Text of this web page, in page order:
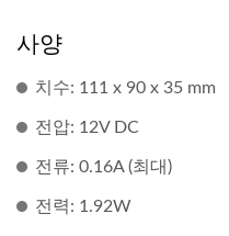
사양
치수: 111 x 90 x 35 mm
전압: 12V DC
전류: 0.16A (최대)
전력: 1.92W